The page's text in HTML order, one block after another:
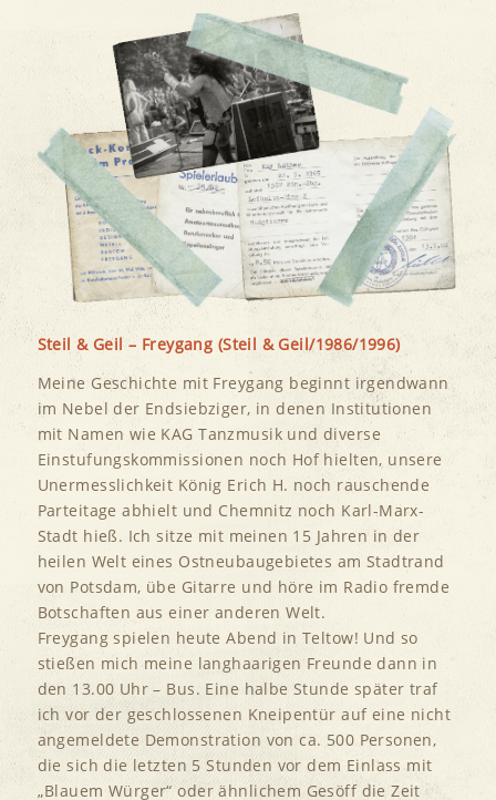
Steil & Geil – Freygang (Steil & Geil/1986/1996)
Meine Geschichte mit Freygang beginnt irgendwann
im Nebel der Endsiebziger, in denen Institutionen
mit Namen wie KAG Tanzmusik und diverse
Einstufungskommissionen noch Hof hielten, unsere
Unermesslichkeit König Erich H. noch rauschende
Parteitage abhielt und Chemnitz noch Karl-Marx-
Stadt hieß. Ich sitze mit meinen 15 Jahren in der
heilen Welt eines Ostneubaugebietes am Stadtrand
von Potsdam, übe Gitarre und höre im Radio fremde
Botschaften aus einer anderen Welt.
Freygang spielen heute Abend in Teltow! Und so
stießen mich meine langhaarigen Freunde dann in
den 13.00 Uhr – Bus. Eine halbe Stunde später traf
ich vor der geschlossenen Kneipentür auf eine nicht
angemeldete Demonstration von ca. 500 Personen,
die sich die letzten 5 Stunden vor dem Einlass mit
„Blauem Würger“ oder ähnlichem Gesöff die Zeit